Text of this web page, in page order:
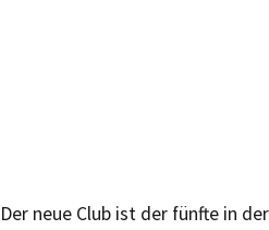
Der neue Club ist der fünfte in